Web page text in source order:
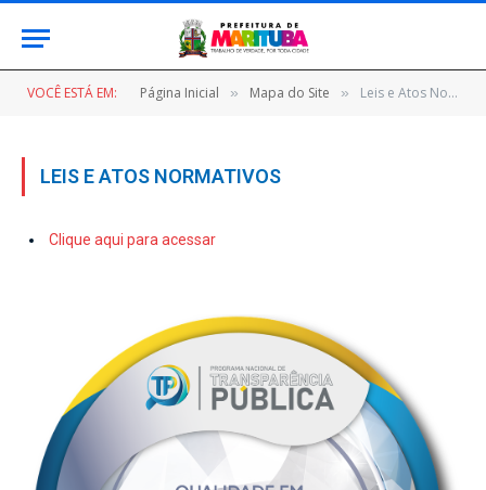
VOCÊ ESTÁ EM: Página Inicial » Mapa do Site » Leis e Atos Normativos
LEIS E ATOS NORMATIVOS
Clique aqui para acessar